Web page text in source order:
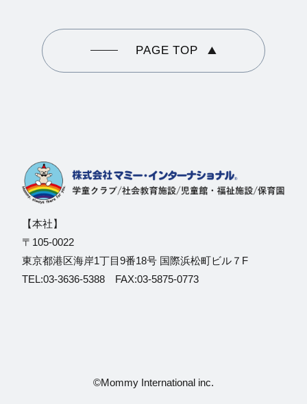
PAGE TOP
【本社】
〒105-0022
東京都港区海岸1丁目9番18号 国際浜松町ビル７F
TEL:03-3636-5388 FAX:03-5875-0773
©Mommy International inc.